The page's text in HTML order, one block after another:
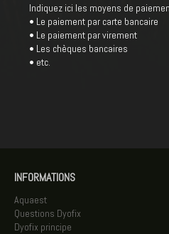
Indiquez ici les moyens de
• Le paiement par carte bancaire
• Le paiement par virement
• Les chèques bancaires
• etc.
INFORMATIONS
Aquaest
Questions Dyofix
Dyofix principe